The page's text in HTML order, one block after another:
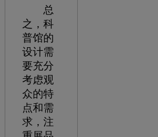
总
之，科
普馆的
设计需
要充分
考虑观
众的特
点和需
求，注